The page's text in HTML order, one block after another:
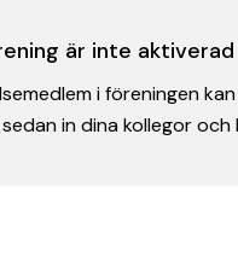
är inte aktiverad
i föreningen
in dina kollegor